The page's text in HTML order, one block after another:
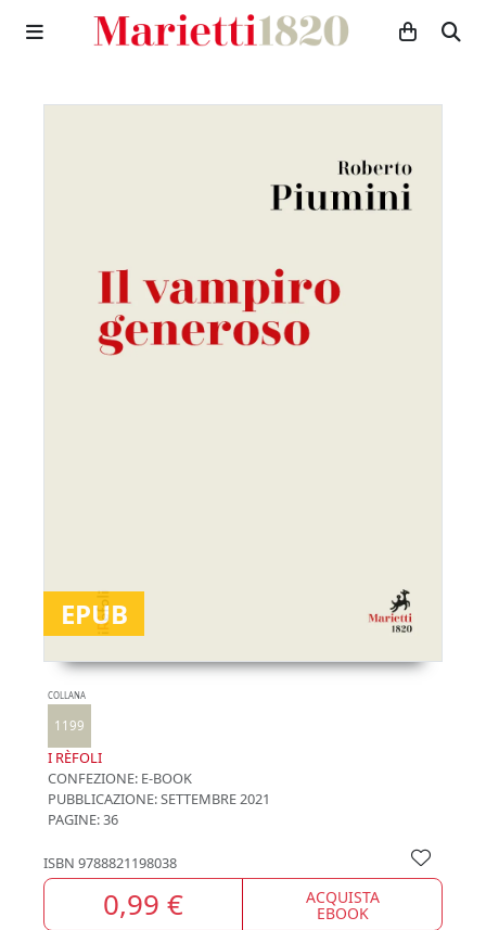
EPUB
COLLANA
1199
I RÈFOLI
CONFEZIONE: E-BOOK
PUBBLICAZIONE:SETTEMBRE 2021
PAGINE: 36
ISBN 9788821198038
0,99 € ACQUISTA
EBOOK